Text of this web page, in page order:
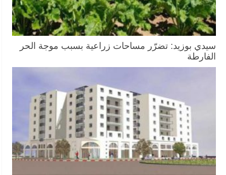
سيدي بوزيد: تضرّر مساحات زراعية بسبب موجة الحر
الفارطة